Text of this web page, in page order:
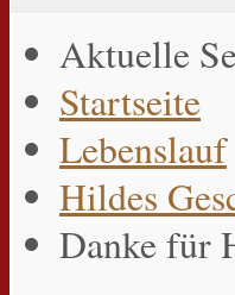
Aktuelle
Startseite
Lebenslauf
Hildes
Danke für